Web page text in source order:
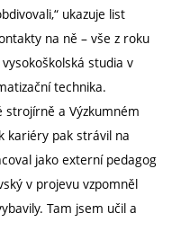
ukazuje list
na ně – vše z roku
studia v
technika.
strojírně a Výzkumném
kariéry pak strávil na
jako externí pedagog
v projevu vzpomněl
Tam jsem učil a